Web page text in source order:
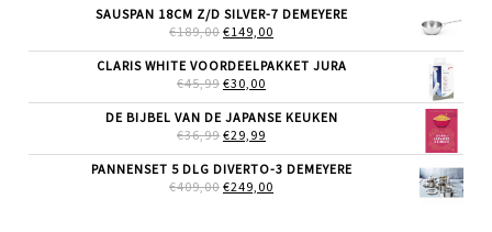
WAS:
€24,99.
IS:
€19,99.
SAUSPAN 18CM Z/D SILVER-7 DEMEYERE
€189,00 OORSPRONKELIJKE
WAS:
€189,00.
€149,00
IS:
CLARIS WHITE VOORDEELPAKKET JURA
€45,99 OORSPRONKELIJKE
WAS:
€45,99.
€30,00
IS:
DE BIJBEL VAN DE JAPANSE KEUKEN
€36,99 OORSPRONKELIJKE
WAS:
€36,99.
€29,99
IS:
€29,99.
PANNENSET 5 DLG DIVERTO-3 DEMEYERE
€409,00 OORSPRONKELIJKE
€249,00